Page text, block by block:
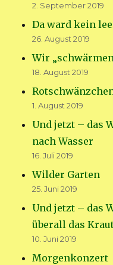
2. September 2019
Da ward kein
26. August 2019
Wir
18. August 2019
1. August 2019
Und jetzt – das
nach Wasser
16. Juli 2019
Wilder Garten
25. Juni 2019
Und jetzt – das
überall das
10. Juni 2019
Morgenkonzert